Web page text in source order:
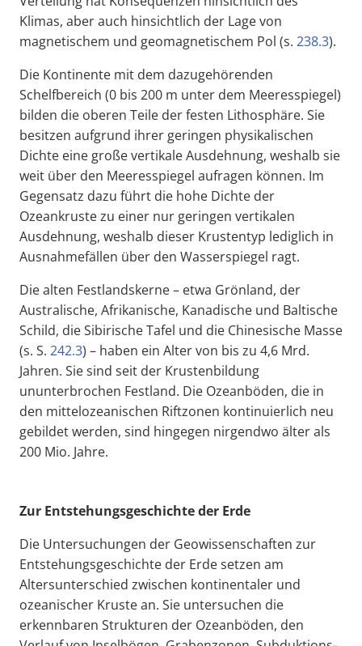
Klimas, aber auch hinsichtlich der Lage von
magnetischem und geomagnetischem Pol (s. 238.3).
Die Kontinente mit dem dazugehörenden
Schelfbereich (0 bis 200 m unter dem Meeresspiegel)
bilden die oberen Teile der festen Lithosphäre. Sie
besitzen aufgrund ihrer geringen physikalischen
Dichte eine große vertikale Ausdehnung, weshalb sie
weit über den Meeresspiegel aufragen können. Im
Gegensatz dazu führt die hohe Dichte der
Ozeankruste zu einer nur geringen vertikalen
Ausdehnung, weshalb dieser Krustentyp lediglich in
Ausnahmefällen über den Wasserspiegel ragt.
Die alten Festlandskerne – etwa Grönland, der
Australische, Afrikanische, Kanadische und Baltische
Schild, die Sibirische Tafel und die Chinesische Masse
(s. S. 242.3) – haben ein Alter von bis zu 4,6 Mrd.
Jahren. Sie sind seit der Krustenbildung
ununterbrochen Festland. Die Ozeanböden, die in
den mittelozeanischen Riftzonen kontinuierlich neu
gebildet werden, sind hingegen nirgendwo älter als
200 Mio. Jahre.
Zur Entstehungsgeschichte der Erde
Die Untersuchungen der Geowissenschaften zur
Entstehungsgeschichte der Erde setzen am
Altersunterschied zwischen kontinentaler und
ozeanischer Kruste an. Sie untersuchen die
erkennbaren Strukturen der Ozeanböden, den